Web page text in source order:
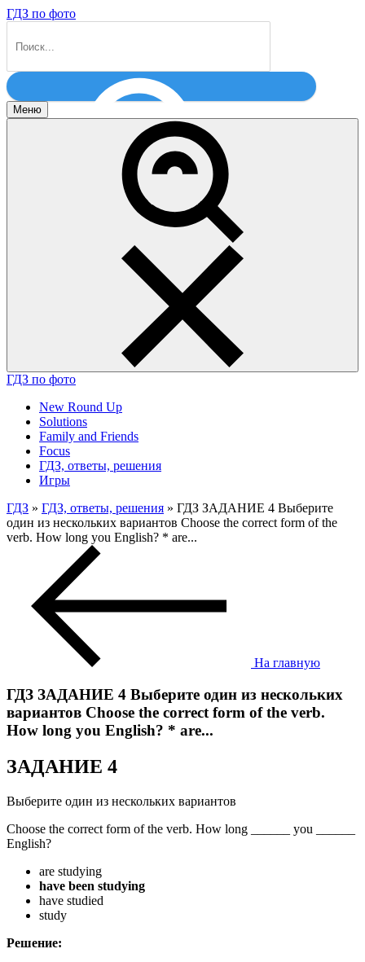
ГДЗ по фото
Меню
ГДЗ по фото
New Round Up
Solutions
Family and Friends
Focus
ГДЗ, ответы, решения
Игры
ГДЗ » ГДЗ, ответы, решения » ГДЗ ЗАДАНИЕ 4 Выберите
один из нескольких вариантов Choose the correct form of the
verb. How long you English? * are...
На главную
ГДЗ ЗАДАНИЕ 4 Выберите один из нескольких
вариантов Choose the correct form of the verb.
How long you English? * are...
ЗАДАНИЕ 4
Выберите один из нескольких вариантов
Choose the correct form of the verb. How long ______ you ______
English?
are studying
have been studying
have studied
study
Решение: